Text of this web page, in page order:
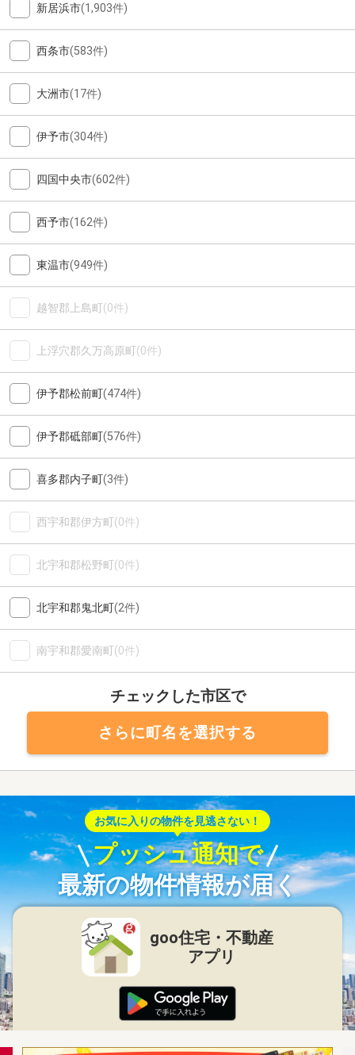
新居浜市(1,903件)
西条市(583件)
大洲市(17件)
伊予市(304件)
四国中央市(602件)
西予市(162件)
東温市(949件)
越智郡上島町(0件)
上浮穴郡久万高原町(0件)
伊予郡松前町(474件)
伊予郡砥部町(576件)
喜多郡内子町(3件)
西宇和郡伊方町(0件)
北宇和郡松野町(0件)
北宇和郡鬼北町(2件)
南宇和郡愛南町(0件)
チェックした市区で
さらに町名を選択する
お気に入りの物件を見逃さない！
プッシュ通知で
最新の物件情報が届く
goo住宅・不動産
アプリ